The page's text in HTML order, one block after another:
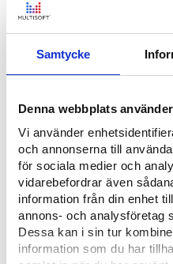
Samtycke
Denna webbplats
Vi använder
och annonserna till
för sociala medier och
vidarebefordrar även
information från din enhet
annons- och analysföretag
Dessa kan i sin tur
information som du har
SÄKERHET
Fler
och nya